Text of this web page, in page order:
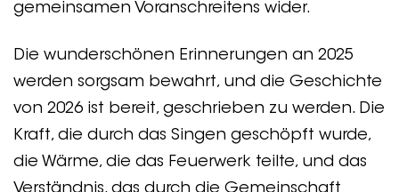
gemeinsamen Voranschreitens wider.
Die wunderschönen Erinnerungen an 2025
werden sorgsam bewahrt, und die Geschichte
von 2026 ist bereit, geschrieben zu werden. Die
Kraft, die durch das Singen geschöpft wurde,
die Wärme, die das Feuerwerk teilte, und das